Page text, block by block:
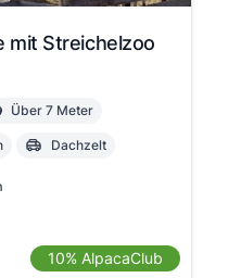
mit Streichelzoo
Über 7 Meter
Dachzelt
10% AlpacaClub